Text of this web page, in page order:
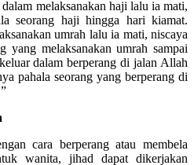
melaksanakan haji lalu ia mati,
seorang haji hingga hari kiamat.
umrah lalu ia mati, niscaya
yang melaksanakan umrah sampai
dalam berperang di jalan Allah
pahala seorang yang berperang di
cara berperang atau membela
wanita, jihad dapat dikerjakan